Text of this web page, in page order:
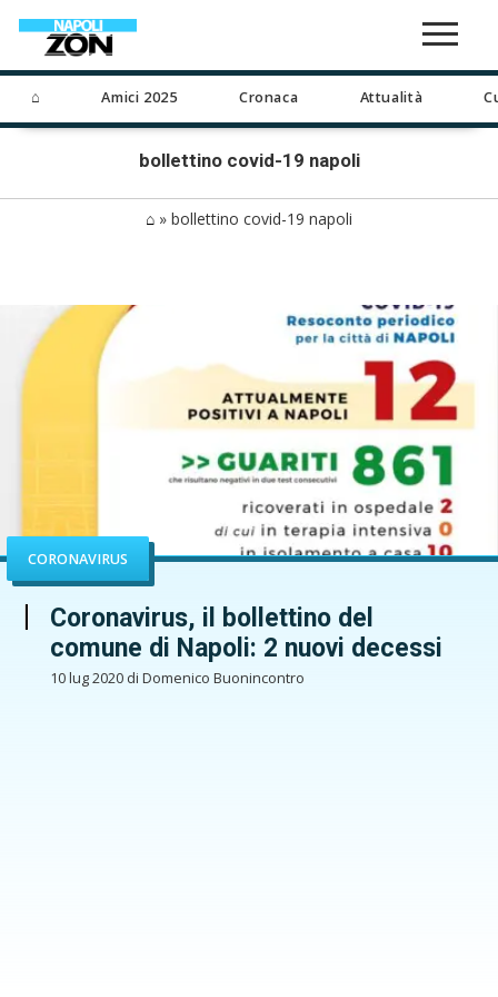
⌂ Amici 2025 Cronaca Attualità
bollettino covid-19 napoli
⌂ » bollettino covid-19 napoli
CORONAVIRUS
Coronavirus, il bollettino del
comune di Napoli: 2 nuovi decessi
10 lug 2020 di Domenico Buonincontro